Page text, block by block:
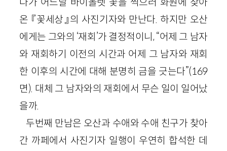
온 『꽃세상』의 사진기자와 만난다. 하지만 오산
에게는 그와의 ‘재회’가 결정적이니, “어제 그 남자
와 재회하기 이전의 시간과 어제 그 남자와 재회
한 이후의 시간에 대해 분명히 금을 긋는다”(169
면). 대체 그 남자와의 재회에서 무슨 일이 일어났
을까.
두번째 만남은 오산과 수애와 수애 친구가 찾아
간 까페에서 사진기자 일행이 우연히 합석한 데